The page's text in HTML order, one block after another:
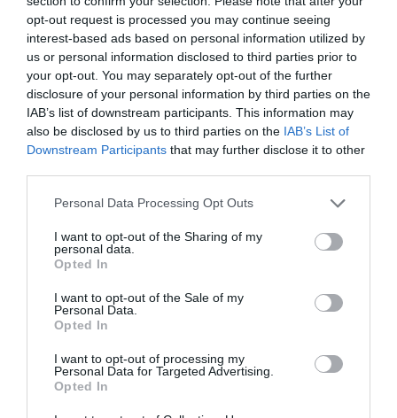
opt-out request is processed you may continue seeing
interest-based ads based on personal information utilized by
us or personal information disclosed to third parties prior to
your opt-out. You may separately opt-out of the further
disclosure of your personal information by third parties on the
IAB’s list of downstream participants. This information may
also be disclosed by us to third parties on the IAB’s List of
Downstream Participants that may further disclose it to other
Personal Data Processing Opt Outs
I want to opt-out of the Sharing of my
personal data.
Opted In
I want to opt-out of the Sale of my
Personal Data.
Opted In
I want to opt-out of processing my
Personal Data for Targeted Advertising.
Opted In